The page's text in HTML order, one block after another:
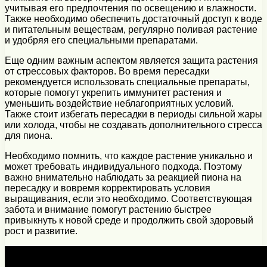
учитывая его предпочтения по освещению и влажности.
Также необходимо обеспечить достаточный доступ к воде
и питательным веществам, регулярно поливая растение
и удобряя его специальными препаратами.
Еще одним важным аспектом является защита растения
от стрессовых факторов. Во время пересадки
рекомендуется использовать специальные препараты,
которые помогут укрепить иммунитет растения и
уменьшить воздействие неблагоприятных условий.
Также стоит избегать пересадки в периоды сильной жары
или холода, чтобы не создавать дополнительного стресса
для пиона.
Необходимо помнить, что каждое растение уникально и
может требовать индивидуального подхода. Поэтому
важно внимательно наблюдать за реакцией пиона на
пересадку и вовремя корректировать условия
выращивания, если это необходимо. Соответствующая
забота и внимание помогут растению быстрее
привыкнуть к новой среде и продолжить свой здоровый
рост и развитие.